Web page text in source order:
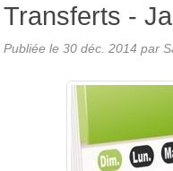
Transferts -
Publiée le 30 déc. 2014 par